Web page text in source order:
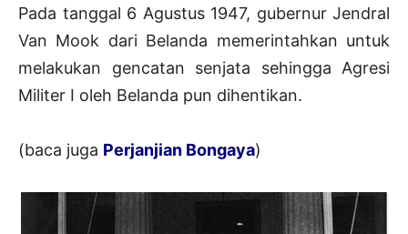
Pada tanggal 6 Agustus 1947, gubernur Jendral
Van Mook dari Belanda memerintahkan untuk
melakukan gencatan senjata sehingga Agresi
Militer I oleh Belanda pun dihentikan.
(baca juga Perjanjian Bongaya)